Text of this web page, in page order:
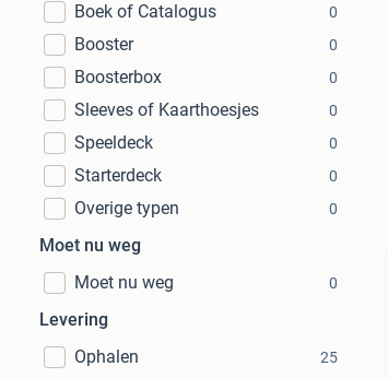
Boek of Catalogus 0
Booster 0
Boosterbox 0
Sleeves of Kaarthoesjes 0
Speeldeck 0
Starterdeck 0
Overige typen 0
Moet nu weg
Moet nu weg
0
Levering
Ophalen
25